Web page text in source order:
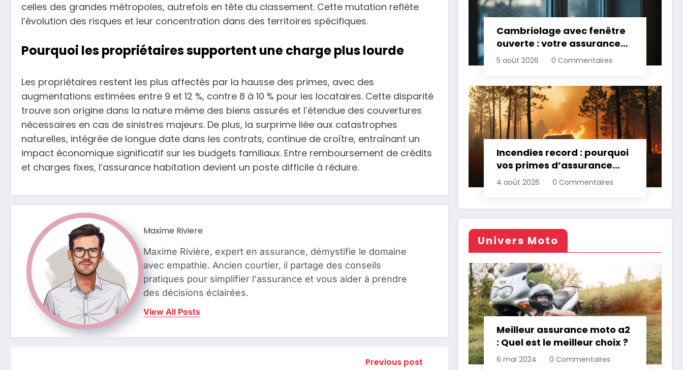
celles des grandes métropoles, autrefois en tête du classement. Cette mutation reflète
l’évolution des risques et leur concentration dans des territoires spécifiques.
Pourquoi les propriétaires supportent une charge plus lourde
Les propriétaires restent les plus affectés par la hausse des primes, avec des
augmentations estimées entre 9 et 12 %, contre 8 à 10 % pour les locataires. Cette disparité
trouve son origine dans la nature même des biens assurés et l’étendue des couvertures
nécessaires en cas de sinistres majeurs. De plus, la surprime liée aux catastrophes
naturelles, intégrée de longue date dans les contrats, continue de croître, entraînant un
impact économique significatif sur les budgets familiaux. Entre remboursement de crédits
et charges fixes, l’assurance habitation devient un poste difficile à réduire.
Maxime Riviere
Maxime Rivière, expert en assurance, démystifie le domaine
avec empathie. Ancien courtier, il partage des conseils
pratiques pour simplifier l'assurance et vous aider à prendre
des décisions éclairées.
View All Posts
Previous post
Cambriolage avec fenêtre
ouverte : votre assurance
paie-t-elle ?
5 août 2026 0 Commentaires
Incendies record : pourquoi
vos primes d’assurance
vont augmenter
4 août 2026 0 Commentaires
Univers Moto
Meilleur assurance moto a2
: Quel est le meilleur choix ?
6 mai 2024 0 Commentaires